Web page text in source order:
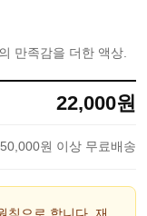
만족감을 더한 액상.
22,000원
원 이상 무료배송